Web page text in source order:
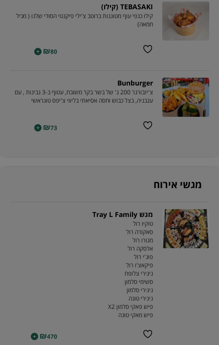
TEBASAKI (קילו)
קילו כנפי עוף מטוגנות ברוטב צ'ילי פיקנטי הסודי שלנו ( מכיל
חמאה)
₪80
+
Bunburger
צ'יזבורגר 200 ג' של בשר בקר משובח, עטוף ב-3 גבינות , עם
עגבניה, בצל כבוש וחסה אסיאתי בליווי צ'יפס טוגראשי
₪73
+
מגשי אירוח
מגש Tray L Family
טוקיו רול
סאקורה רול
מגורו רול
אלסקה רול
פוג'י רול
פיקאצ'ו רול
ניגירי צלופח
סשימי סלמון
ניגירי סלמון
ניגירי טונה
פיש פאקי סלמון X2
פיש מאקי טונה
₪470
+